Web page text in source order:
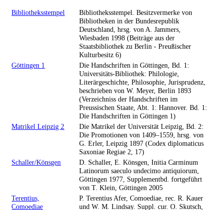
Bibliotheksstempel
Bibliotheksstempel. Besitzvermerke von
Bibliotheken in der Bundesrepublik
Deutschland, hrsg. von A. Jammers,
Wiesbaden 1998 (Beiträge aus der
Staatsbibliothek zu Berlin - Preußischer
Kulturbesitz 6)
Göttingen 1
Die Handschriften in Göttingen, Bd. 1:
Universitäts-Bibliothek: Philologie,
Literärgeschichte, Philosophie, Jurisprudenz,
beschrieben von W. Meyer, Berlin 1893
(Verzeichniss der Handschriften im
Preussischen Staate, Abt. 1: Hannover. Bd. 1:
Die Handschriften in Göttingen 1)
Matrikel Leipzig 2
Die Matrikel der Universität Leipzig, Bd. 2:
Die Promotionen von 1409–1559, hrsg. von
G. Erler, Leipzig 1897 (Codex diplomaticus
Saxoniae Regiae 2, 17)
Schaller/Könsgen
D. Schaller, E. Könsgen, Initia Carminum
Latinorum saeculo undecimo antiquiorum,
Göttingen 1977, Supplementbd. fortgeführt
von T. Klein, Göttingen 2005
Terentius,
Comoediae
P. Terentius Afer, Comoediae, rec. R. Kauer
und W. M. Lindsay. Suppl. cur. O. Skutsch,